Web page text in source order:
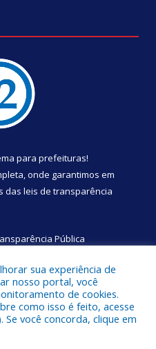
para prefeituras!
onde garantimos em
das leis de transparência
Pública
a Câmara Municipal de São
Boa Vista.
sua experiência de
nosso portal, você
de cookies.
como isso é feito, acesse
Se você concorda, clique em